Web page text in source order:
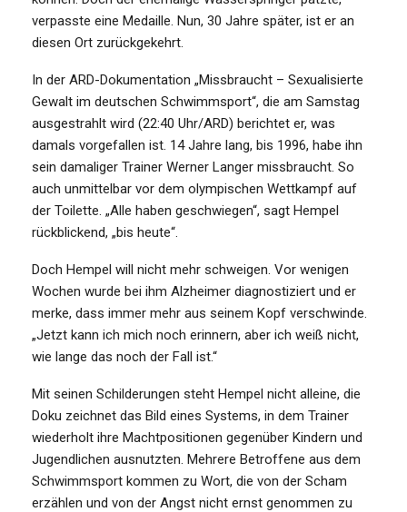
verpasste eine Medaille. Nun, 30 Jahre später, ist er an
diesen Ort zurückgekehrt.
In der ARD-Dokumentation „Missbraucht – Sexualisierte
Gewalt im deutschen Schwimmsport“, die am Samstag
ausgestrahlt wird (22:40 Uhr/ARD) berichtet er, was
damals vorgefallen ist. 14 Jahre lang, bis 1996, habe ihn
sein damaliger Trainer Werner Langer missbraucht. So
auch unmittelbar vor dem olympischen Wettkampf auf
der Toilette. „Alle haben geschwiegen“, sagt Hempel
rückblickend, „bis heute“.
Doch Hempel will nicht mehr schweigen. Vor wenigen
Wochen wurde bei ihm Alzheimer diagnostiziert und er
merke, dass immer mehr aus seinem Kopf verschwinde.
„Jetzt kann ich mich noch erinnern, aber ich weiß nicht,
wie lange das noch der Fall ist.“
Mit seinen Schilderungen steht Hempel nicht alleine, die
Doku zeichnet das Bild eines Systems, in dem Trainer
wiederholt ihre Machtpositionen gegenüber Kindern und
Jugendlichen ausnutzten. Mehrere Betroffene aus dem
Schwimmsport kommen zu Wort, die von der Scham
erzählen und von der Angst nicht ernst genommen zu